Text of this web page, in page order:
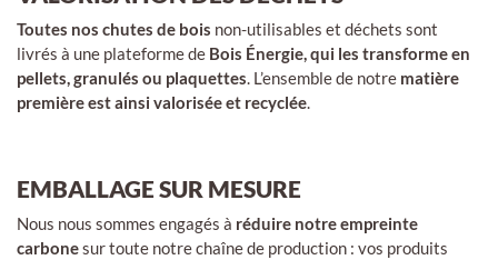
Toutes nos chutes de bois non-utilisables et déchets sont
livrés à une plateforme de Bois Énergie, qui les transforme en
pellets, granulés ou plaquettes. L’ensemble de notre matière
première est ainsi valorisée et recyclée.
EMBALLAGE SUR MESURE
Nous nous sommes engagés à réduire notre empreinte
carbonesur toute notre chaîne de production : vos produits